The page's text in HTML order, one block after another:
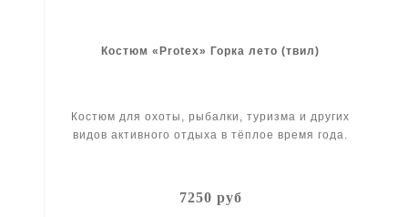
Костюм «Protex» Горка лето (твил)
Костюм для охоты, рыбалки, туризма и других
видов активного отдыха в тёплое время года.
7250 руб